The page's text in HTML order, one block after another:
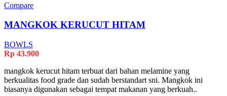
Compare
MANGKOK KERUCUT HITAM
BOWLS
Rp 43.900
mangkok kerucut hitam terbuat dari bahan melamine yang
berkualitas food grade dan sudah berstandart sni. Mangkok ini
biasanya digunakan sebagai tempat makanan yang berkuah..